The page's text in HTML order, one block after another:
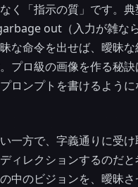
く「指示の質」です。典
out（入力が雑な
な命令を出せば、曖昧
プロ級の画像を作る秘訣
ロンプトを書けるように
一方で、字義通りに受け
ィレクションするのだと
中のビジョンを、曖昧